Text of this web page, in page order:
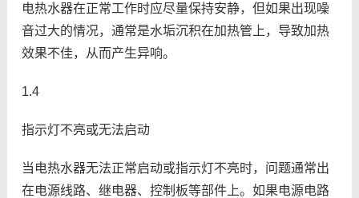
电热水器在正常工作时应尽量保持安静，但如果出现噪
音过大的情况，通常是水垢沉积在加热管上，导致加热
效果不佳，从而产生异响。
1.4
指示灯不亮或无法启动
当电热水器无法正常启动或指示灯不亮时，问题通常出
在电源线路、继电器、控制板等部件上。如果电源电路